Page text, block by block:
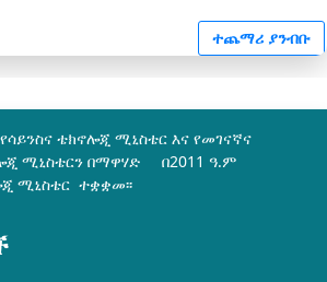
ተጨማሪ ያንብቡ
ቴክኖሎጂ ሚኒስቴር እና የመገናኛና
ሚኒስቴርን በማዋሃድ በ2011 ዓ.ም
ሚኒስቴር ተቋቋመ፡፡